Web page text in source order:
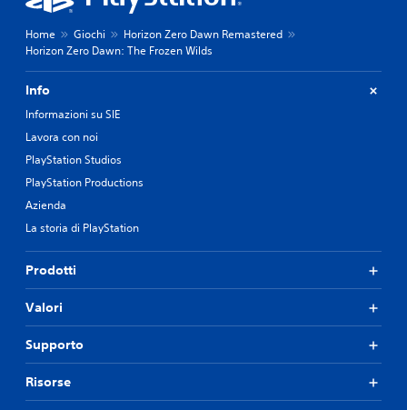
Home Giochi
Horizon Zero Dawn Remastered
Horizon Zero Dawn: The Frozen Wilds
Info
Informazioni su SIE
Lavora con noi
PlayStation Studios
PlayStation Productions
Azienda
La storia di PlayStation
Prodotti
Valori
Supporto
Risorse